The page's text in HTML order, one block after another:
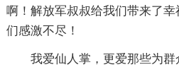
啊！解放军叔叔给我们带来了
们感激不尽！
我爱仙人掌，更爱那些为群